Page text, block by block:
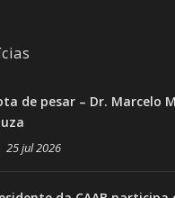
de pesar – Dr. Marcelo
25 jul 2026